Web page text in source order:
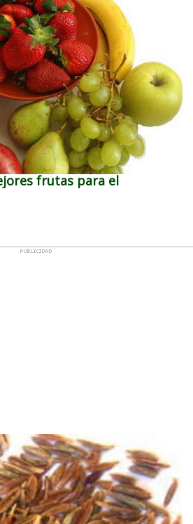
frutas para el